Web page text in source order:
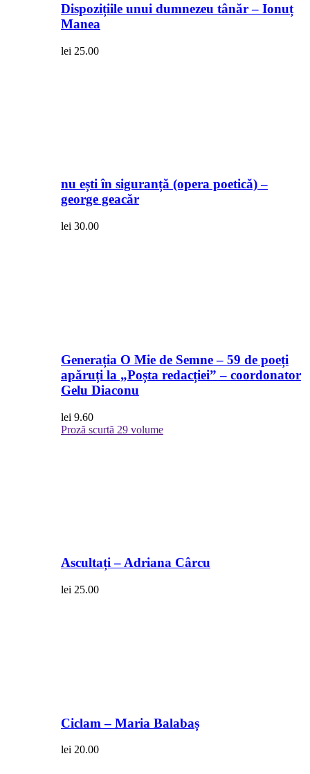
Dispozițiile unui dumnezeu tânăr – Ionuț
Manea
lei 25.00
nu ești în siguranță (opera poetică) –
george geacăr
lei 30.00
Generația O Mie de Semne – 59 de poeți
apăruți la „Poșta redacției” – coordonator
Gelu Diaconu
lei 9.60
Proză scurtă 29 volume
Ascultați – Adriana Cârcu
lei 25.00
Ciclam – Maria Balabaș
lei 20.00